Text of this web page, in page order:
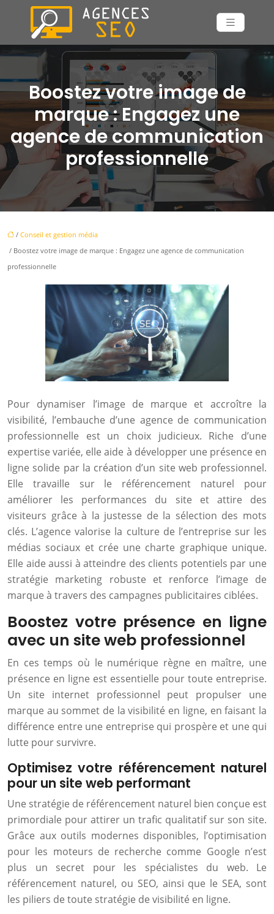
Boostez votre image de
marque : Engagez une
agence de communication
professionnelle
/ Conseil et gestion média
/ Boostez votre image de marque : Engagez une agence de communication
professionnelle
Pour dynamiser l’image de marque et accroître la
visibilité, l’embauche d’une agence de communication
professionnelle est un choix judicieux. Riche d’une
expertise variée, elle aide à développer une présence en
ligne solide par la création d’un site web professionnel.
Elle travaille sur le référencement naturel pour
améliorer les performances du site et attire des
visiteurs grâce à la justesse de la sélection des mots
clés. L’agence valorise la culture de l’entreprise sur les
médias sociaux et crée une charte graphique unique.
Elle aide aussi à atteindre des clients potentiels par une
stratégie marketing robuste et renforce l’image de
marque à travers des campagnes publicitaires ciblées.
Boostez votre présence en ligne
avec un site web professionnel
En ces temps où le numérique règne en maître, une
présence en ligne est essentielle pour toute entreprise.
Un site internet professionnel peut propulser une
marque au sommet de la visibilité en ligne, en faisant la
différence entre une entreprise qui prospère et une qui
lutte pour survivre.
Optimisez votre référencement naturel
pour un site web performant
Une stratégie de référencement naturel bien conçue est
primordiale pour attirer un trafic qualitatif sur son site.
Grâce aux outils modernes disponibles, l’optimisation
pour les moteurs de recherche comme Google n’est
plus un secret pour les spécialistes du web. Le
référencement naturel, ou SEO, ainsi que le SEA, sont
les piliers de toute stratégie de visibilité en ligne.